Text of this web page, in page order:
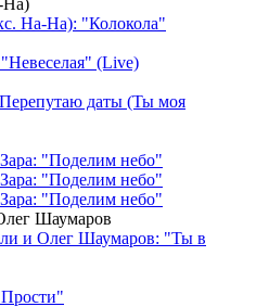
На)
На-На): "Колокола"
(Live)
даты (Ты моя
"Поделим небо"
"Поделим небо"
"Поделим небо"
Шаумаров
и Олег Шаумаров: "Ты в